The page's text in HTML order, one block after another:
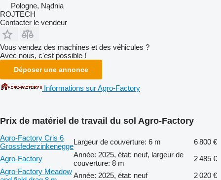
Pologne, Nądnia
ROJTECH
Contacter le vendeur
Vous vendez des machines et des véhicules ?
Avec nous, c'est possible !
Déposer une annonce
Informations sur Agro-Factory
Prix de matériel de travail du sol Agro-Factory
Agro-Factory Cris 6
Grossfederzinkenegge
Largeur de couverture: 6 m
6 800 €
Agro-Factory
Année: 2025, état: neuf, largeur de
couverture: 8 m
2 485 €
Agro-Factory MeadowAnnée: 2025, état: neuf 2 020 €